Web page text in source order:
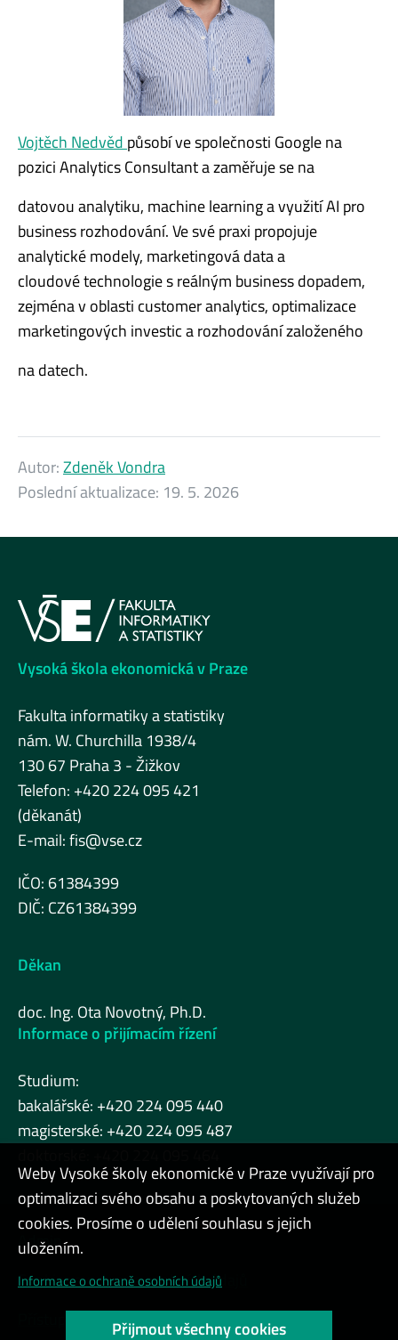
Vojtěch Nedvěd působí ve společnosti Google na
pozici Analytics Consultant a zaměřuje se na
datovou analytiku, machine learning a využití AI pro
business rozhodování. Ve svépraxi propojuje
analytickémodely, marketingovádata a
cloudovétechnologie s reálným business dopadem,
zejména v oblasti customer analytics, optimalizace
marketingových investic a rozhodování založeného
na datech.
Autor:Zdeněk Vondra
Poslední aktualizace: 19. 5. 2026
Vysoká škola ekonomická v Praze
Fakulta informatiky a statistiky
nám. W. Churchilla 1938/4
130 67 Praha 3 - Žižkov
Telefon: +420 224 095 421
(děkanát)
E-mail:fis@vse.cz
IČO: 61384399
DIČ: CZ61384399
Děkan
doc. Ing. Ota Novotný, Ph.D.
Informace o přijímacím řízení
Studium:
bakalářské: +420 224 095 440
magisterské: +420 224 095 487
Admin
Cookies a ochrana osobních údajů
Přístupnost webu
Weby Vysoké školy ekonomické v Praze využívají pro
optimalizaci svého obsahu a poskytovaných služeb
cookies. Prosíme o udělení souhlasu s jejich
uložením.
Informace o ochraně osobních údajů
Přijmout všechny cookies